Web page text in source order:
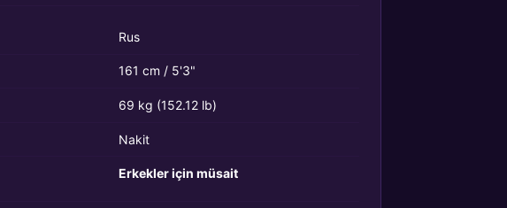
Rus
161 cm / 5'3"
69 kg (152.12 lb)
Nakit
Erkekler için müsait